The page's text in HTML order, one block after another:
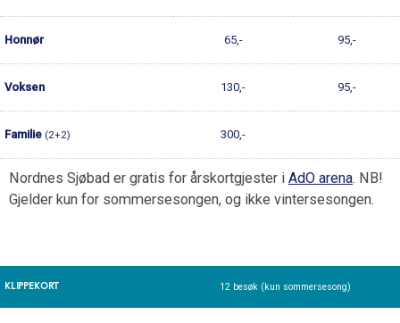
Honnør 65,- 95,-
Voksen 130,- 95,-
Familie (2+2) 300,-
Nordnes Sjøbad er gratis for årskortgjester i AdO arena. NB!
Gjelder kun for sommersesongen, og ikke vintersesongen.
KLIPPEKORT 12 besøk (kun sommersesong)